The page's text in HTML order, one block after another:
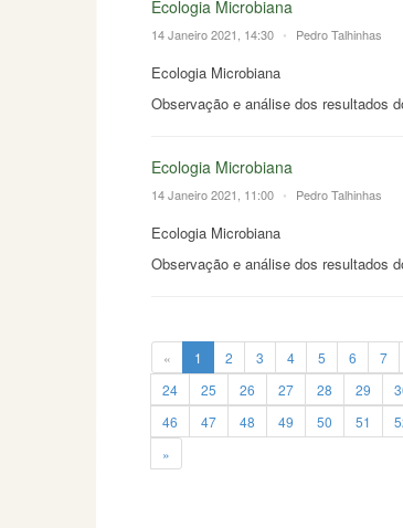
Ecologia Microbiana
14 Janeiro 2021, 14:30 • Pedro Talhinhas
Ecologia Microbiana
Observação e análise dos resultados
Ecologia Microbiana
14 Janeiro 2021, 11:00 • Pedro Talhinhas
Ecologia Microbiana
Observação e análise dos resultados
« 1 2 3 4 5 6 7
24
25 26 27 28 29
46
47 48 49 50 51
»